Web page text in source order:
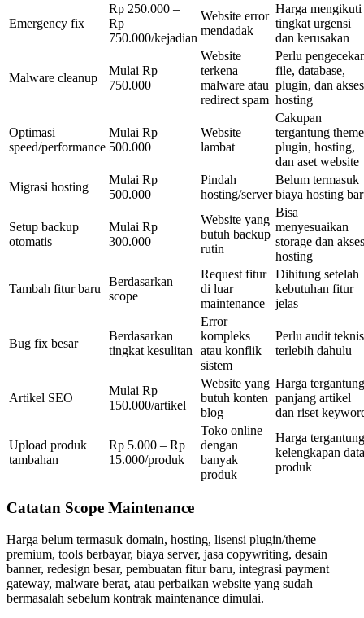
Emergency fix
Rp 250.000 –
Rp
750.000/kejadian
Website error
mendadak
Harga mengikuti
tingkat urgensi
dan kerusakan
Malware cleanup
Mulai Rp
750.000
Website
terkena
malware atau
redirect spam
Perlu
file, database,
plugin, dan akses
hosting
Optimasi
speed/performance
Mulai Rp
500.000
Website
lambat
Cakupan
tergantung
plugin, hosting,
dan aset website
Migrasi hosting
Mulai Rp
500.000
Pindah
hosting/server
Belum termasuk
biaya hosting
Setup backup
otomatis
Mulai Rp
300.000
Website yang
butuh backup
rutin
Bisa
menyesuaikan
storage dan akses
hosting
Tambah fitur baru
Berdasarkan
scope
Request fitur
di luar
maintenance
Dihitung setelah
kebutuhan fitur
jelas
Bug fix besar
Berdasarkan
tingkat kesulitan
Error
kompleks
atau konflik
sistem
Perlu audit teknis
terlebih dahulu
Artikel SEO
Mulai Rp
150.000/artikel
Website yang
butuh konten
blog
Harga tergantung
panjang artikel
dan riset
Upload produk
tambahan
Rp 5.000 – Rp
15.000/produk
Toko online
dengan
banyak
produk
Harga tergantung
kelengkapan data
produk
Catatan Scope Maintenance
Harga belum termasuk domain, hosting, lisensi plugin/theme
premium, tools berbayar, biaya server, jasa copywriting, desain
banner, redesign besar, pembuatan fitur baru, integrasi payment
gateway, malware berat, atau perbaikan website yang sudah
bermasalah sebelum kontrak maintenance dimulai.